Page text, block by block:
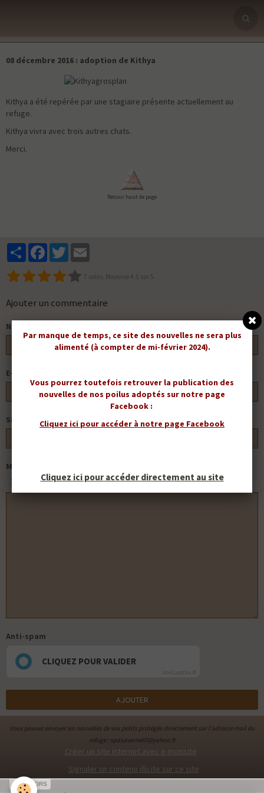
08 décembre 2016 : adoption de Kithya
Kithya a été repérée par une stagiaire présente actuellement au
refuge.
Kithya vivra avec trois autres chats.
Merci.
Retour haut de page
PartagerFacebook
Twitter
7 votes. Moyenne 4.5 sur 5.
Ajouter un commentaire
Nom
E-mail
Site Internet
Message
APERÇU
Anti-spam
CLIQUEZ POUR VALIDER
IconCaptcha ©
AJOUTER
Vous pouvez envoyer les nouvelles de vos petits protégés directement sur l'adresse mail du
refuge : spasaverne67@yahoo.fr
Créer un site internet avec e-monsite
Signaler un contenu illicite sur ce site
SPONSORS
Par manque de temps, ce site des nouvelles ne sera plus
alimenté (à compter de mi-février 2024).
Vous pourrez toutefois retrouver la publication des
nouvelles de nos poilus adoptés sur notre page
Facebook :
Cliquez ici pour accéder à notre page Facebook
Cliquez ici pour accéder directement au site